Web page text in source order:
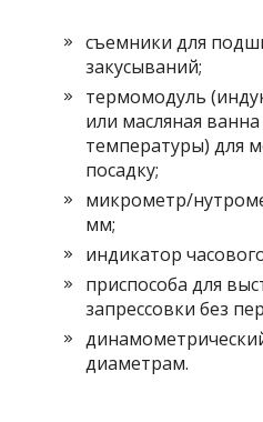
съемники для
закусываний;
термомодуль
или масляная
температуры) для
посадку;
микрометр/
мм;
индикатор
приспособа для
запрессовки без
диаметрам.